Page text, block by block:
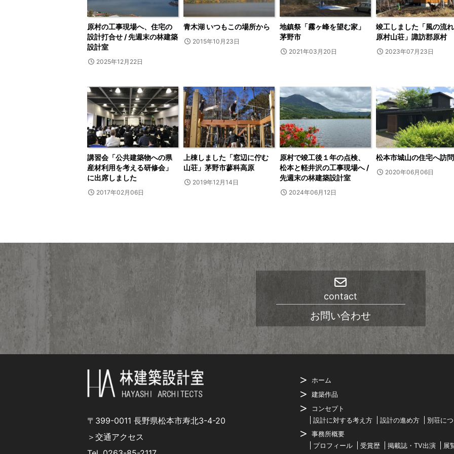
原村の工事現場へ、住宅の
設計打合せ / 先週末の林建築
設計室
2025年12月22日
青木湖 いつもこの場所から
2015年10月23日
地鎮祭「霧ヶ峰を望む家」
茅野市
2021年03月20日
竣工しました「風の流
原村山荘」諏訪郡原村
2023年07月23日
講習会「公共建築物への県
産材利用を考える研修会」
に出席しました
2017年02月06日
上棟しました「窓辺に佇む
山荘」茅野市蓼科高原
2019年12月14日
原村で竣工後１年の点検、
松本と軽井沢の工事現場へ /
先週末の林建築設計室
2024年06月12日
松本市城山の住宅へ訪問
2020年06月06日
contact
お問い合わせ
〒399-0011 長野県松本市寿北3-4-20
＞交通アクセス
ホーム
建築作品
コンセプト
設計に対する考え方
設計の進め方
別荘に
事務所概要
プロフィール
受賞歴 掲載誌・TV出演 展